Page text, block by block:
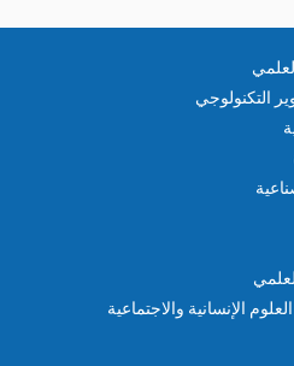
التكنولوجي
الإنسانية والاجتماعية